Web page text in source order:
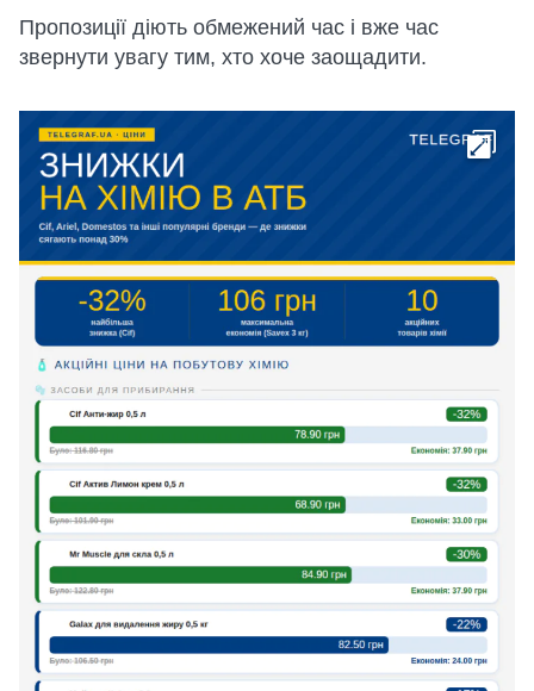
Пропозиції діють обмежений час і вже час
звернути увагу тим, хто хоче заощадити.